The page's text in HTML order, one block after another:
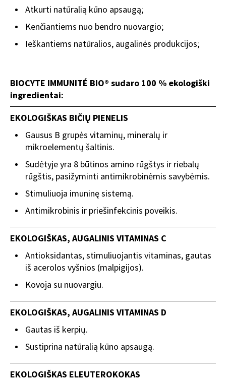
Atkurti natūralią kūno apsaugą;
Kenčiantiems nuo bendro nuovargio;
Ieškantiems natūralios, augalinės produkcijos;
BIOCYTE IMMUNITÉ BIO® sudaro 100 % ekologiški
ingredientai:
EKOLOGIŠKAS BIČIŲ PIENELIS
Gausus B grupės vitaminų, mineralų ir
mikroelementų šaltinis.
Sudėtyje yra 8 būtinos amino rūgštys ir riebalų
rūgštis, pasižyminti antimikrobinėmis savybėmis.
Stimuliuoja imuninę sistemą.
Antimikrobinis ir priešinfekcinis poveikis.
EKOLOGIŠKAS, AUGALINIS VITAMINAS C
Antioksidantas, stimuliuojantis vitaminas, gautas
iš acerolos vyšnios (malpigijos).
Kovoja su nuovargiu.
EKOLOGIŠKAS, AUGALINIS VITAMINAS D
Gautas iš kerpių.
Sustiprina natūralią kūno apsaugą.
EKOLOGIŠKAS ELEUTEROKOKAS